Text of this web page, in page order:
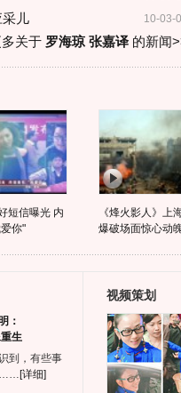
10-03-
儿
关于 罗海琼 张嘉译的新闻
短信曝光 内
你"
《烽火影人》上
爆破场面惊心动
：
生
到，有些事
…… [详细]
视频策划